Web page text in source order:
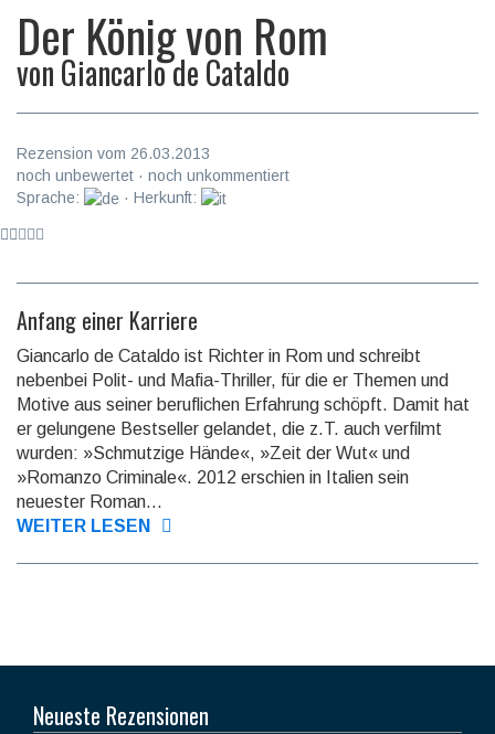
Der König von Rom
vonGiancarlo de Cataldo
Rezension vom 26.03.2013
noch unbewertet · noch unkommentiert
Sprache:
· Herkunft:
Anfang einer Karriere
Giancarlo de Cataldo ist Richter in Rom und schreibt
nebenbei Polit- und Mafia-Thriller, für die er The­men und
Motive aus seiner beruflichen Erfahrung schöpft. Damit hat
er gelungene Bestseller gelandet, die z.T. auch verfilmt
wurden: »Schmutzige Hände«, »Zeit der Wut« und
»Romanzo Criminale«. 2012 erschien in Italien sein
neuester Roman...
WEITER LESEN
Neueste Rezensionen